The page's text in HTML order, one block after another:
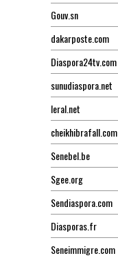
Gouv.sn
dakarposte.com
Diaspora24tv.com
sunudiaspora.net
leral.net
cheikhibrafall.com
Senebel.be
Sgee.org
Sendiaspora.com
Diasporas.fr
Seneimmigre.com